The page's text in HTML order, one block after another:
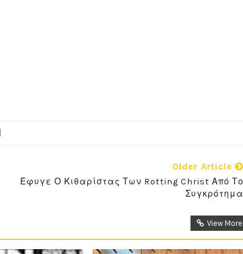
Older Article
Έφυγε Ο Κιθαρίστας Των Rotting Christ Από Το
Συγκρότημα
View More